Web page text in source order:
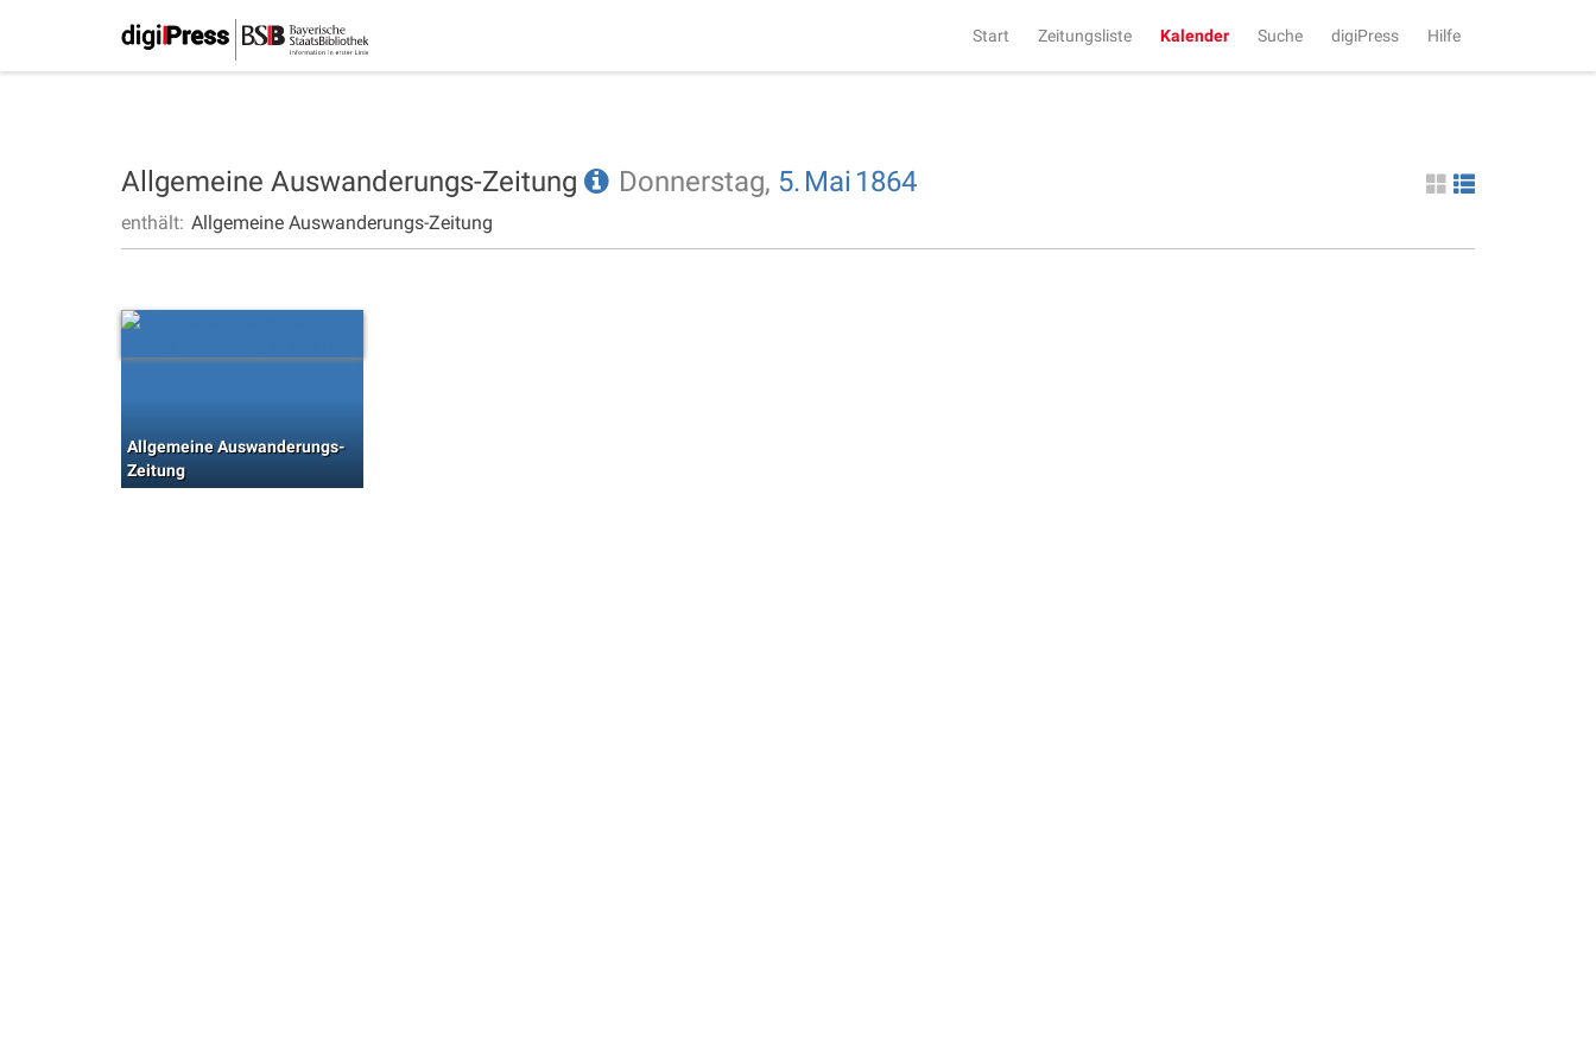
Start Zeitungsliste Kalender Suche digiPress Hilfe
Allgemeine Auswanderungs-Zeitung Donnerstag, 5. Mai 1864
enthält: Allgemeine Auswanderungs-Zeitung
Allgemeine Auswanderungs-
Zeitung